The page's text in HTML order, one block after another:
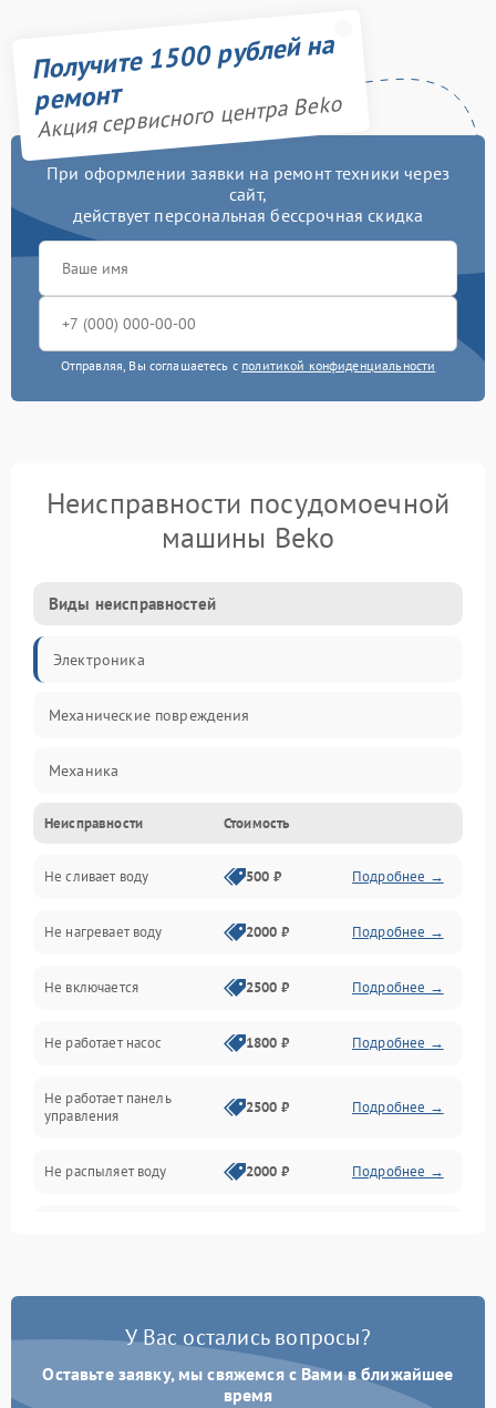
Получите 1500 рублей на
ремонт
Акция сервисного центра Beko
При оформлении заявки на ремонт техники через
сайт,
действует персональная бессрочная скидка
Отправляя, Вы соглашаетесь с политикой конфиденциальности
Неисправности посудомоечной
машины Beko
Виды неисправностей
Электроника
Механические повреждения
Механика
Управление
Электропитание
Датчики
Нагрев
Вода
Гигиена
Программное обеспечение
Неисправности Стоимость
Не сливает воду 500 ₽ Подробнее →
Не нагревает воду 2000 ₽ Подробнее →
Не включается 2500 ₽ Подробнее →
Не работает насос 1800 ₽ Подробнее →
Не работает панель
управления
2500 ₽ Подробнее →
Не распыляет воду 2000 ₽ Подробнее →
Проблемы с набором
Не работает сушилка 2100 ₽ Подробнее →
У Вас остались вопросы?
Оставьте заявку, мы свяжемся с Вами в ближайшее
время